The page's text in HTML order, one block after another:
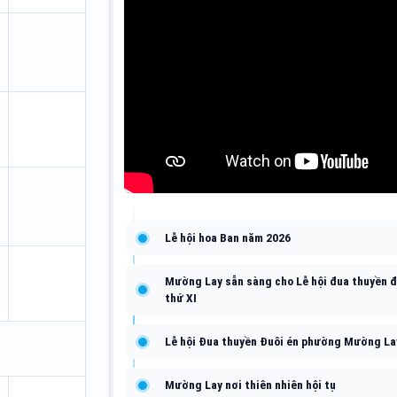
Lễ hội hoa Ban năm 2026
Mường Lay sẵn sàng cho Lễ hội đua thuyền
thứ XI
Lễ hội Đua thuyền Đuôi én phường Mường
Mường Lay nơi thiên nhiên hội tụ
Thông báo về việc ngừng cấp tờ bìa sổ